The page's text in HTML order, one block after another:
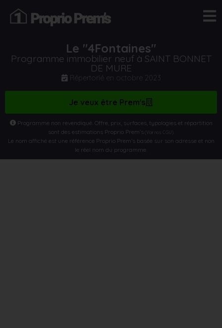
Le "4Fontaines"
Programme immobilier neuf à SAINT BONNET
DE MURE
Répertorié en octobre 2023
Je veux être Prem's
Programme non revendiqué. Offre, prix, surfaces, typologies et répartition
sont des estimations Proprio Prem’s(Voir nos CGU)
Le nom affiché est une référence Proprio Prem’s basée sur son adresse et non
le réel nom du programme.